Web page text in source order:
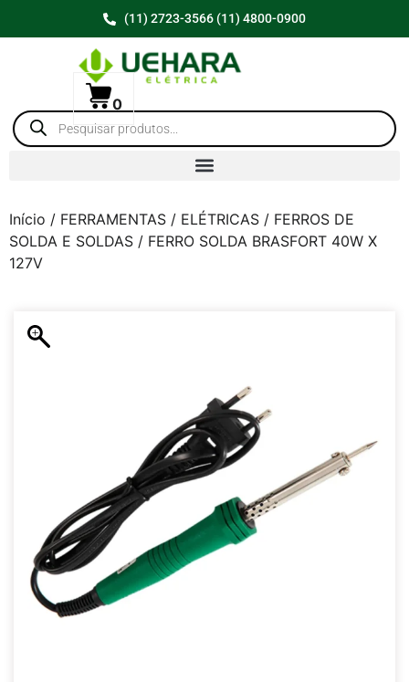
(11) 2723-3566 (11) 4800-0900
0
Início / FERRAMENTAS / ELÉTRICAS / FERROS DE
SOLDA E SOLDAS / FERRO SOLDA BRASFORT 40W X
127V